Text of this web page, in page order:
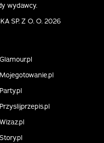
wydawcy.
SP. Z O. O. 2026
Glamour.pl
Mojegotowanie.pl
Party.pl
Przyslijprzepis.pl
Wizaz.pl
Story.pl